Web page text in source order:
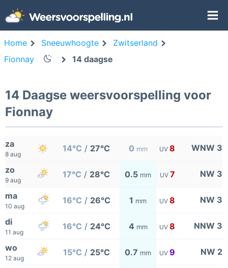
Home Sneeuwhoogte
Zwitserland
Fionnay
14 daagse
14 Daagse weersvoorspelling voor
Fionnay
za
8 aug
14°C / 27°C 0 mm UV 8 WNW 3
zo
9 aug
17°C / 28°C 0.5 mm UV 7 NW 3
ma
10 aug
16°C / 26°C 1 mm UV 8 NW 3
di
11 aug
16°C / 24°C 4 mm UV 8 NNW 3
wo
12 aug
15°C / 25°C 0.7 mm UV 9 NW 2